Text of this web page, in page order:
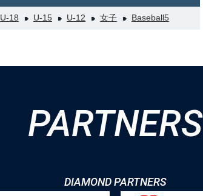
U-18 U-15 U-12 女子 Baseball5
PARTNERS
DIAMOND PARTNERS